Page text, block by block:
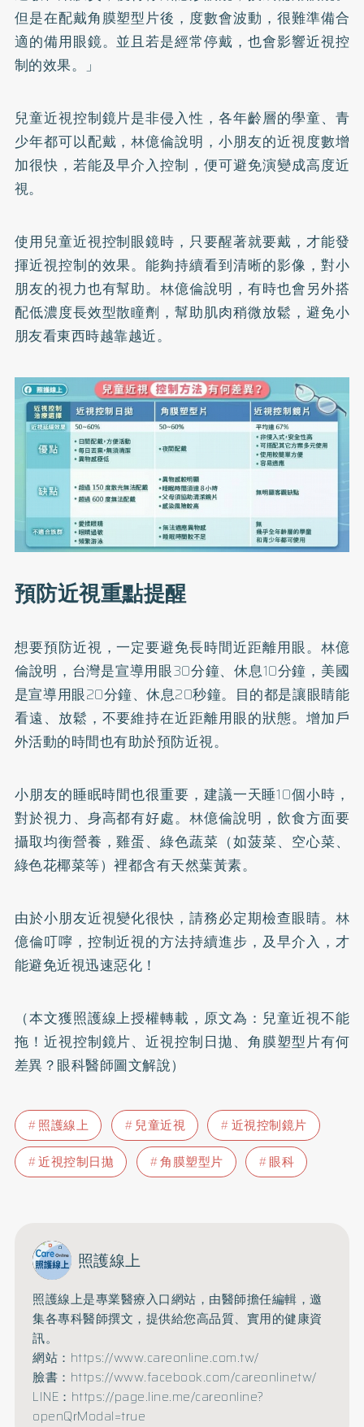
但是在配戴角膜塑型片後，度數會波動，很難準備合
適的備用眼鏡。並且若是經常停戴，也會影響近視控
制的效果。」
兒童近視控制鏡片是非侵入性，各年齡層的學童、青
少年都可以配戴，林億倫說明，小朋友的近視度數增
加很快，若能及早介入控制，便可避免演變成高度近
視。
使用兒童近視控制眼鏡時，只要醒著就要戴，才能發
揮近視控制的效果。能夠持續看到清晰的影像，對小
朋友的視力也有幫助。林億倫說明，有時也會另外搭
配低濃度長效型散瞳劑，幫助肌肉稍微放鬆，避免小
朋友看東西時越靠越近。
預防近視重點提醒
想要預防近視，一定要避免長時間近距離用眼。林億
倫說明，台灣是宣導用眼30分鐘、休息10分鐘，美國
是宣導用眼20分鐘、休息20秒鐘。目的都是讓眼睛能
看遠、放鬆，不要維持在近距離用眼的狀態。增加戶
外活動的時間也有助於預防近視。
小朋友的睡眠時間也很重要，建議一天睡10個小時，
對於視力、身高都有好處。林億倫說明，飲食方面要
攝取均衡營養，雞蛋、綠色蔬菜（如菠菜、空心菜、
綠色花椰菜等）裡都含有天然葉黃素。
由於小朋友近視變化很快，請務必定期檢查眼睛。林
億倫叮嚀，控制近視的方法持續進步，及早介入，才
能避免近視迅速惡化！
（本文獲照護線上授權轉載，原文為： 兒童近視不能
拖！近視控制鏡片、近視控制日拋、角膜塑型片有何
差異？眼科醫師圖文解說）
照護線上 兒童近視
近視控制鏡片
近視控制日拋
角膜塑型片 眼科
照護線上
照護線上是專業醫療入口網站，由醫師擔任編輯，邀
集各專科醫師撰文，提供給您高品質、實用的健康資
訊。
網站：https://www.careonline.com.tw/
臉書：https://www.facebook.com/careonlinetw/
LINE：https://page.line.me/careonline?
openQrModal=true